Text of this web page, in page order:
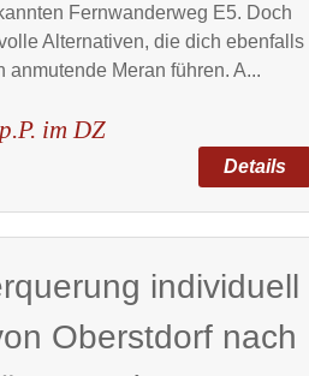
Fernwanderweg E5. Doch
Alternativen, die dich ebenfalls
anmutende Meran führen. A...
im DZ
individuell
Oberstdorf nach